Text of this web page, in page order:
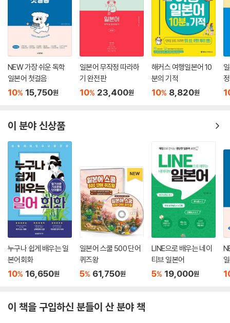
NEW 가장 쉬운 독학
일본어 첫걸음
10% 15,750원
일본어 무작정 따라하
기 완전판
10% 23,400원
해커스 여행일본어 10
분의 기적
10% 8,820원
이 분야 신상품
누구나 쉽게 배우는 일
본어회화
10% 16,650원
일본어 스쿨 500 단어
퀴즈왕
5% 61,750원
LINE으로 배우는 네이
티브 일본어
5% 19,000원
이 책을 구입하신 분들이 산 분야 책